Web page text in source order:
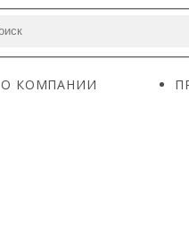
О КОМПАНИИ